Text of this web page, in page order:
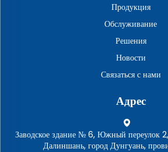
Продукция
Обслуживание
Решения
Новости
Связаться с нами
Адрес
Заводское здание № 6, Южный переулок
Далиншань, город Дунгуань,